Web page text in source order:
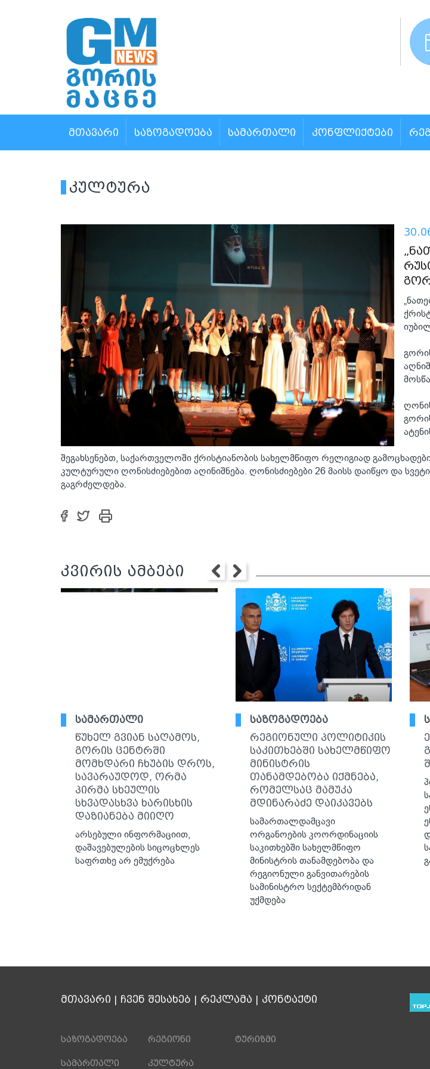
ᲛᲗᲐᲕᲐᲠᲘ ᲡᲐᲖᲝᲒᲐᲓᲝᲔᲑᲐ ᲡᲐᲛᲐᲠᲗᲐᲚᲘ ᲙᲝᲜᲤᲚᲘᲥᲢᲔᲑᲘ
კულტურა
შეგახსენებთ, საქართველოში ქრისტიანობის სახელმწიფო რელიგიად
კულტურული ღონისძიებებით აღინიშნება. ღონისძიებები 26 მაისს დაიწყო და
გაგრძელდება.
კვირის ამბები
სამართალი
წუხელ გვიან საღამოს,
გორის ცენტრში
მომხდარი ჩხუბის დროს,
სავარაუდოდ, ორმა
პირმა სხეულის
სხვადასხვა ხარისხის
დაზიანება მიიღო
არსებული ინფორმაციით,
დაშავებულების სიცოცხლეს
საფრთხე არ ემუქრება
საზოგადოება
რეგიონული პოლიტიკის
საკითხებში სახელმწიფო
მინისტრის
თანამდებობა იქმნება,
რომელსაც მამუკა
მდინარაძე დაიკავებს
სამართალდამცავი
ორგანოების კოორდინაციის
საკითხებში სახელმწიფო
მინისტრის თანამდებობა და
რეგიონული განვითარების
სამინისტრო სექტემბრიდან
უქმდება
მთავარი | ჩვენ შესახებ | რეკლამა | კონტაქტი
საზოგადოება
სამართალი
რეგიონი
კულტურა
ტურიზმი